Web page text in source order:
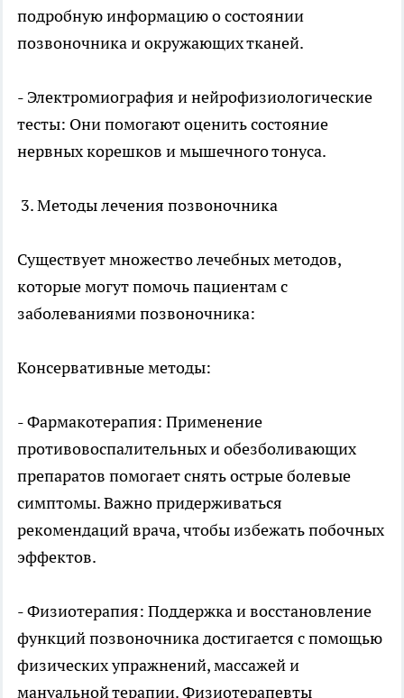
подробную информацию о состоянии
позвоночника и окружающих тканей.
- Электромиография и нейрофизиологические
тесты: Они помогают оценить состояние
нервных корешков и мышечного тонуса.
3. Методы лечения позвоночника
Существует множество лечебных методов,
которые могут помочь пациентам с
заболеваниями позвоночника:
Консервативные методы:
- Фармакотерапия: Применение
противовоспалительных и обезболивающих
препаратов помогает снять острые болевые
симптомы. Важно придерживаться
рекомендаций врача, чтобы избежать побочных
эффектов.
- Физиотерапия: Поддержка и восстановление
функций позвоночника достигается с помощью
физических упражнений, массажей и
мануальной терапии. Физиотерапевты